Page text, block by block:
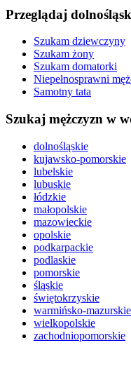
Przeglądaj
Szukam dziewczyny
Szukam żony
Szukam domatorki
Niepełnosprawni
Samotny tata
Szukaj mężczyzn w
dolnośląskie
kujawsko-pomorskie
lubelskie
lubuskie
łódzkie
małopolskie
mazowieckie
opolskie
podkarpackie
podlaskie
pomorskie
śląskie
świętokrzyskie
warmińsko-mazurskie
wielkopolskie
zachodniopomorskie